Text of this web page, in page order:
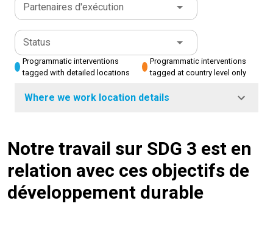
Partenaires d'exécution
Status
Programmatic interventions
tagged with detailed locations
Programmatic interventions
tagged at country level only
Where we work location details
Notre travail sur SDG 3 est en
relation avec ces objectifs de
développement durable